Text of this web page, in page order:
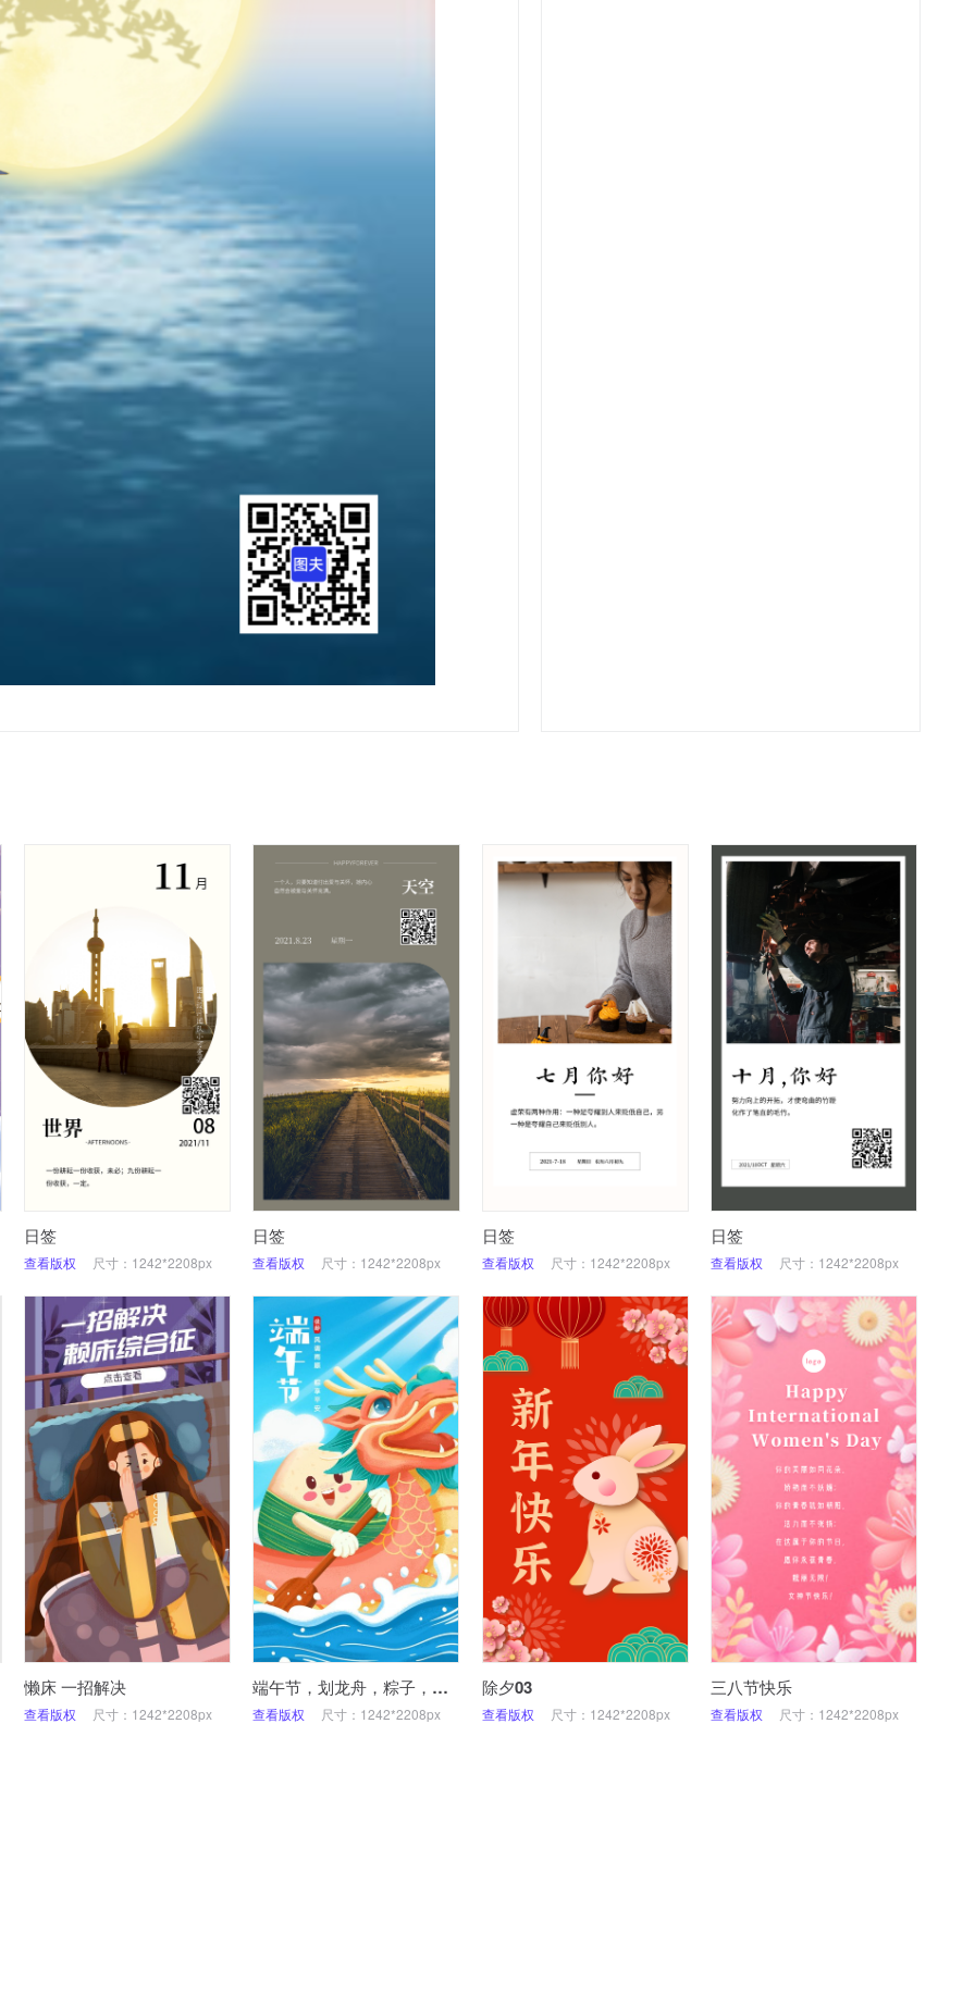
日签
查看版权 尺寸：1242*2208px
日签
查看版权 尺寸：1242*2208px
日签
查看版权 尺寸：1242*2208px
日签
查看版权 尺寸：1242*2208px
懒床 一招解决
查看版权 尺寸：1242*2208px
端午节，划龙舟，粽子，插画，手机海报
查看版权 尺寸：1242*2208px
除夕03
查看版权 尺寸：1242*2208px
三八节快乐
查看版权 尺寸：1242*2208px